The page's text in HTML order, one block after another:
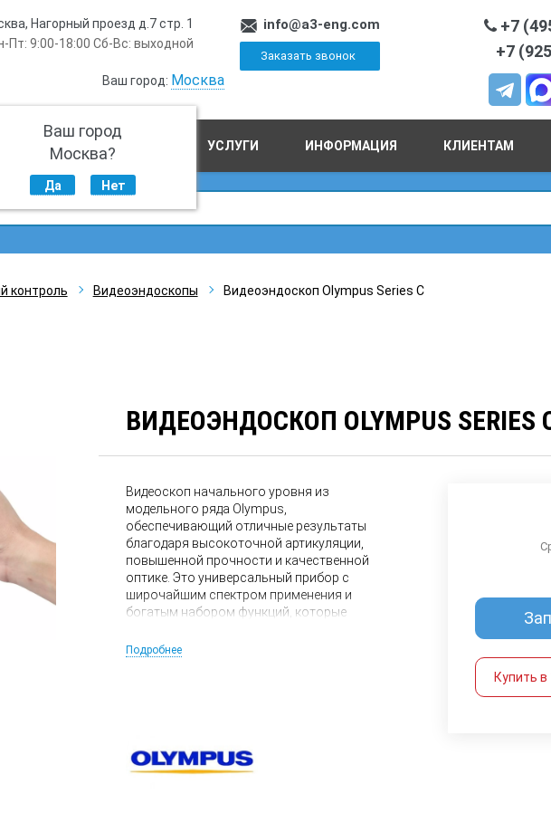
Нагорный проезд д.7 стр. 1
Пт: 9:00-18:00 Сб-Вс: выходной
Ваш город: Москва
Ваш город
Москва?
Да Нет
info@a3-eng.com
Заказать звонок
+7
+7
ПРОИЗВОДСТВО УСЛУГИ ИНФОРМАЦИЯ КЛИЕНТАМ
контроль Видеоэндоскопы Видеоэндоскоп Olympus Series C
ВИДЕОЭНДОСКОП OLYMPUS SERIES
Видеоскоп начального уровня из
модельного ряда Olympus,
обеспечивающий отличные результаты
благодаря высокоточной артикуляции,
повышенной прочности и качественной
оптике. Это универсальный прибор с
широчайшим спектром применения и
богатым набором функций, которые
моделей. Видеоскоп Series C экономит ваше
Подробнее
Купить в